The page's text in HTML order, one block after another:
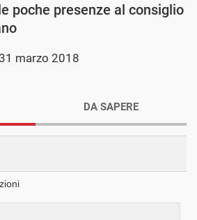
poche presenze al consiglio
marzo 2018
DA SAPERE